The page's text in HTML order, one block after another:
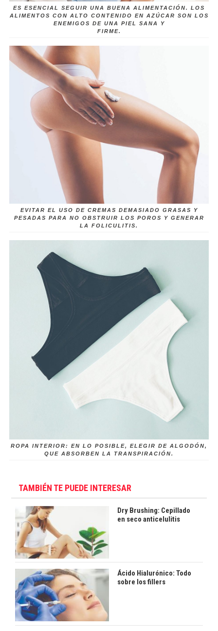
ES ESENCIAL SEGUIR UNA BUENA ALIMENTACIÓN. LOS
ALIMENTOS CON ALTO CONTENIDO EN AZÚCAR SON LOS
ENEMIGOS DE UNA PIEL SANA Y
FIRME.
EVITAR EL USO DE CREMAS DEMASIADO GRASAS Y
PESADAS PARA NO OBSTRUIR LOS POROS Y GENERAR
LA FOLICULITIS.
ROPA INTERIOR: EN LO POSIBLE, ELEGIR DE ALGODÓN,
QUE ABSORBEN LA TRANSPIRACIÓN.
TAMBIÉN TE PUEDE INTERESAR
Dry Brushing: Cepillado
en seco anticelulitis
Ácido Hialurónico: Todo
sobre los fillers